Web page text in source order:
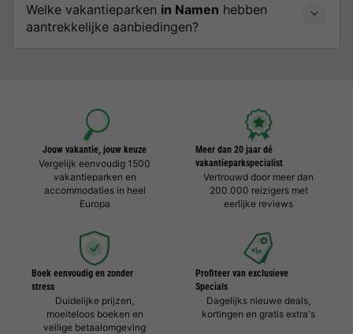
Welke vakantieparken in Namen hebben
aantrekkelijke aanbiedingen?
Jouw vakantie, jouw keuze
Vergelijk eenvoudig 1500
vakantieparken en
accommodaties in heel
Europa
Meer dan 20 jaar dé
vakantieparkspecialist
Vertrouwd door meer dan
200.000 reizigers met
eerlijke reviews
Boek eenvoudig en zonder
stress
Duidelijke prijzen,
moeiteloos boeken en
veilige betaalomgeving
Profiteer van exclusieve
Specials
Dagelijks nieuwe deals,
kortingen en gratis extra's